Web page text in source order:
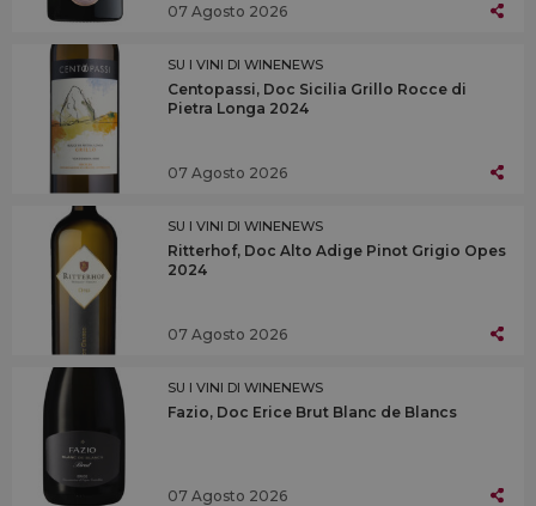
07 Agosto 2026
SU I VINI DI WINENEWS
Centopassi, Doc Sicilia Grillo Rocce di
Pietra Longa 2024
07 Agosto 2026
SU I VINI DI WINENEWS
Ritterhof, Doc Alto Adige Pinot Grigio Opes
2024
07 Agosto 2026
SU I VINI DI WINENEWS
Fazio, Doc Erice Brut Blanc de Blancs
07 Agosto 2026